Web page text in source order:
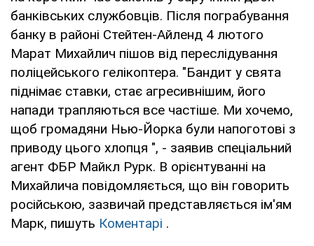
банківських службовців. Після пограбування
банку в районі Стейтен-Айленд 4 лютого
Марат Михайлич пішов від переслідування
поліцейського гелікоптера. "Бандит у свята
піднімає ставки, стає агресивнішим, його
напади трапляються все частіше. Ми хочемо,
щоб громадяни Нью-Йорка були напоготові з
приводу цього хлопця ", - заявив спеціальний
агент ФБР Майкл Рурк. В орієнтуванні на
Михайлича повідомляється, що він говорить
російською, зазвичай представляється ім'ям
Марк, пишуть Коментарі .